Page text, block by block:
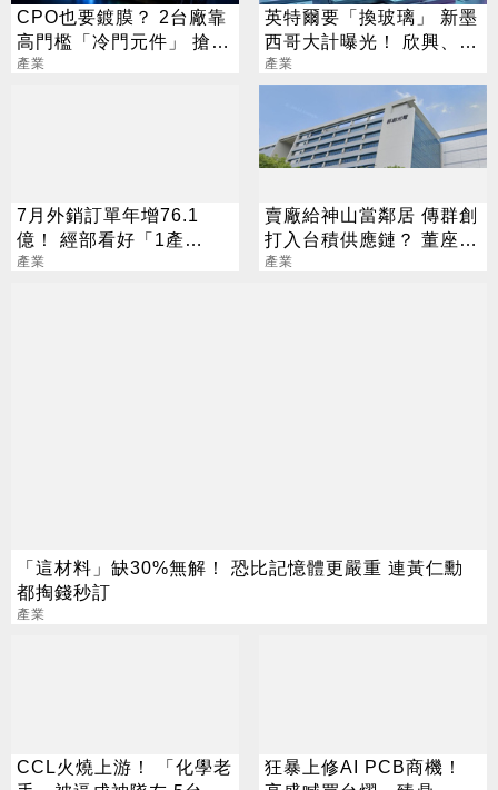
CPO也要鍍膜？ 2台廠靠
高門檻「冷門元件」 搶下
AI關鍵入場券
產業
英特爾要「換玻璃」 新墨
西哥大計曝光！ 欣興、宸
鴻已全面卡位
產業
7月外銷訂單年增76.1
億！ 經部看好「1產
品」：下半年續旺
產業
賣廠給神山當鄰居 傳群創
打入台積供應鏈？ 董座賣
關子
產業
「這材料」缺30%無解！ 恐比記憶體更嚴重 連黃仁勳
都掏錢秒訂
產業
CCL火燒上游！ 「化學老
狂暴上修AI PCB商機！